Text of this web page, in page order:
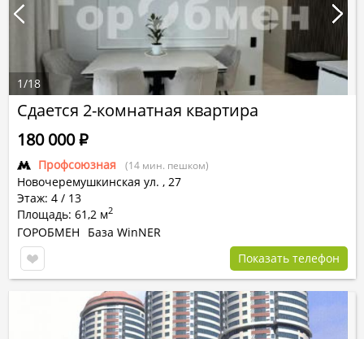
Сдается 2-комнатная квартира
Профсоюзная (14 мин. пешком)
Новочеремушкинская ул. , 27
Этаж: 4 / 13
Площадь: 61,2 м2
180 000Р
ГОРОБМЕН
База WinNER
Показать телефон
1/18